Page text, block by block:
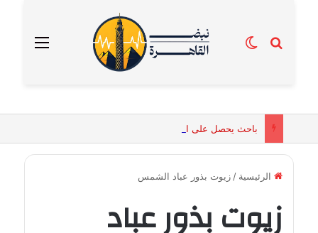
القائمة بحث عنالوضع المظلم
الرئيسية / زيوت بذور عباد الشمس
زيوت بذور عباد